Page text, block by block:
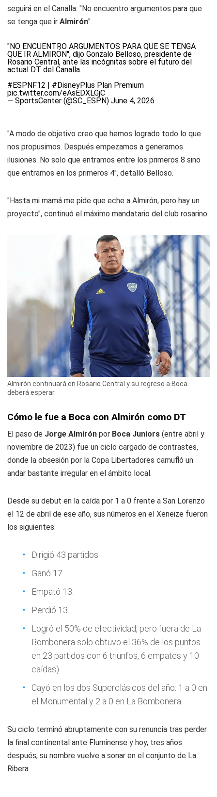
seguirá en el Canalla: "No encuentro argumentos para que
se tenga que ir Almirón".
"NO ENCUENTRO ARGUMENTOS PARA QUE SE TENGA
QUE IR ALMIRÓN", dijo Gonzalo Belloso, presidente de
Rosario Central, ante las incógnitas sobre el futuro del
actual DT del Canalla.
#ESPNF12
#DisneyPlus Plan Premium
pic.twitter.com/eAsEDXLGjC
— SportsCenter (@SC_ESPN) June 4, 2026
"A modo de objetivo creo que hemos logrado todo lo que
nos propusimos. Después empezamos a generarnos
ilusiones. No solo que entramos entre los primeros 8 sino
que entramos en los primeros 4", detalló Belloso.
"Hasta mi mamá me pide que eche a Almirón, pero hay un
proyecto", continuó el máximo mandatario del club rosarino.
Almirón continuará en Rosario Central y su regreso a Boca
deberá esperar.
Cómo le fue a Boca con Almirón como DT
El paso de Jorge Almirón por Boca Juniors (entre abril y
noviembre de 2023) fue un ciclo cargado de contrastes,
donde la obsesión por la Copa Libertadores camufló un
andar bastante irregular en el ámbito local.
Desde su debut en la caída por 1 a 0 frente a San Lorenzo
el 12 de abril de ese año, sus números en el Xeneize fueron
los siguientes:
Dirigió 43 partidos.
Ganó 17.
Empató 13.
Perdió 13.
Logró el 50% de efectividad, pero fuera de La
Bombonera solo obtuvo el 36% de los puntos
en 23 partidos con 6 triunfos, 6 empates y 10
caídas).
Cayó en los dos Superclásicos del año: 1 a 0 en
el Monumental y 2 a 0 en La Bombonera.
Su ciclo terminó abruptamente con su renuncia tras perder
la final continental ante Fluminense y hoy, tres años
después, su nombre vuelve a sonar en el conjunto de La
Ribera.